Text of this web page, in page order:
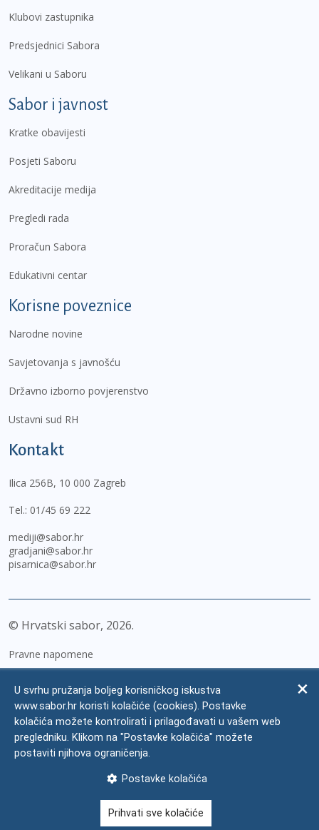
Klubovi zastupnika
Predsjednici Sabora
Velikani u Saboru
Sabor i javnost
Kratke obavijesti
Posjeti Saboru
Akreditacije medija
Pregledi rada
Proračun Sabora
Edukativni centar
Korisne poveznice
Narodne novine
Savjetovanja s javnošću
Državno izborno povjerenstvo
Ustavni sud RH
Kontakt
Ilica 256B, 10 000 Zagreb
Tel.: 01/45 69 222
mediji@sabor.hr
gradjani@sabor.hr
pisarnica@sabor.hr
© Hrvatski sabor, 2026
Pravne napomene
Zaštita osobnih podataka
Impressum
Česta pitanja
U svrhu pružanja boljeg korisničkog iskustva
www.sabor.hr koristi kolačiće (cookies). Postavke
kolačića možete kontrolirati i prilagođavati u vašem web
pregledniku. Klikom na "Postavke kolačića" možete
postaviti njihova ograničenja.
Postavke kolačića
Prihvati sve kolačiće